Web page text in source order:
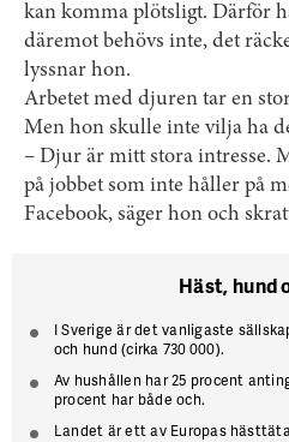
kan komma plötsligt. Därför
däremot behövs inte, det
lyssnar hon.
Arbetet med djuren tar en
Men hon skulle inte vilja ha
– Djur är mitt stora intresse.
på jobbet som inte håller på
Facebook, säger hon och
Häst, hund
I Sverige är det vanligaste
och hund (cirka 730 000).
Av hushållen har 25 procent
procent har både och.
Landet är ett av Europas